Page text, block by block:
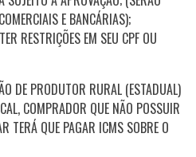
E BANCÁRIAS);
RESTRIÇÕES EM SEU CPF OU
DE PRODUTOR RURAL (ESTADUAL)
COMPRADOR QUE NÃO POSSUIR
TERÁ QUE PAGAR ICMS SOBRE O